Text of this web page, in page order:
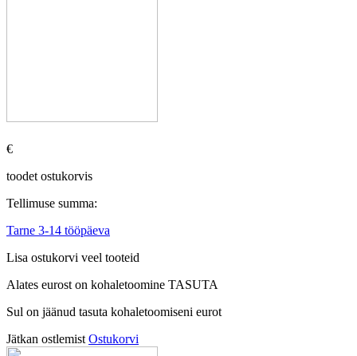
€
toodet ostukorvis
Tellimuse summa:
Tarne 3-14 tööpäeva
Lisa ostukorvi veel tooteid
Alates eurost on kohaletoomine TASUTA
Sul on jäänud tasuta kohaletoomiseni eurot
Jätkan ostlemist Ostukorvi